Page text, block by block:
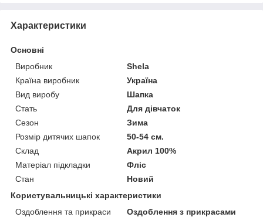
Характеристики
Основні
Виробник
Shela
Країна виробник
Україна
Вид виробу
Шапка
Стать
Для дівчаток
Сезон
Зима
Розмір дитячих шапок
50-54 см.
Склад
Акрил 100%
Матеріал підкладки
Фліс
Стан
Новий
Користувальницькі характеристики
Оздоблення та прикраси
Оздоблення з прикрасами